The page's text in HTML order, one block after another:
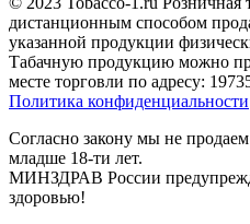
дистанционным способом
указанной продукции
Табачную продукцию можно
месте торговли по адресу:
Политика конфиденциальности
Согласно закону мы не
младше 18-ти лет.
МИНЗДРАВ России
здоровью!